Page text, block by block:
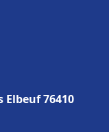
76410